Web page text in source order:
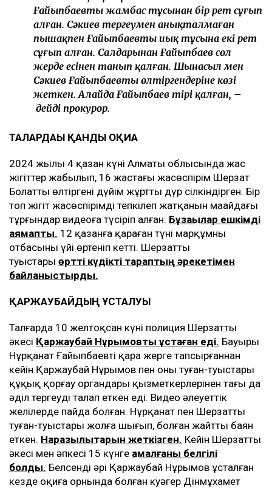
Ғайыпбаевтың жамбас тұсынан бір рет сұғып
алған. Сәкиев тергеумен анықталмаған
пышақпен Ғайыпбаевтың иық тұсына екі рет
сұғып алған. Салдарынан Ғайыпбаев сол
жерде есінен танып қалған. Шынасыл мен
Сәкиев Ғайыпбаевты өлтіргендеріне көзі
жеткен. Алайда Ғайыпбаев тірі қалған, –
дейді прокурор.
ТАЛҒАРДАҒЫ ҚАНДЫ ОҚИҒА
2024 жылы 4 қазан күні Алматы облысында жас
жігіттер жабылып, 16 жастағы жасөспірім Шерзат
Болатты өлтіргені дүйім жұртты дүр сілкіндірген. Бір
топ жігіт жасөспірімді тепкілеп жатқанын маңайдағы
тұрғындар видеоға түсіріп алған. Бұзақылар ешкімді
аямапты. 12 қазанға қараған түні марқұмның
отбасының үйі өртеніп кетті. Шерзаттың
туыстары өртті күдікті тараптың әрекетімен
байланыстырды.
ҚАРЖАУБАЙДЫҢ ҰСТАЛУЫ
Талғарда 10 желтоқсан күні полиция Шерзаттың
әкесі Қаржаубай Нұрымовты ұстаған еді. Бауыры
Нұрқанат Ғайыпбаевті қара жерге тапсырғаннан
кейін Қаржаубай Нұрымов пен оның туған-туыстары
құқық қорғау органдары қызметкерлерінен тағы да
әділ тергеуді талап еткен еді. Видео әлеуеттік
желілерде пайда болған. Нұрқанат пен Шерзаттың
туған-туыстары жолға шығып, болған жайтты баян
еткен. Наразылықтарын жеткізген. Кейін Шерзаттың
әкесі мен әпкесі 15 күнге қамалғаны белгілі
болды. Белсенді әрі Қаржаубай Нұрымов ұсталған
кезде оқиға орнында болған куәгер Дінмұхамет